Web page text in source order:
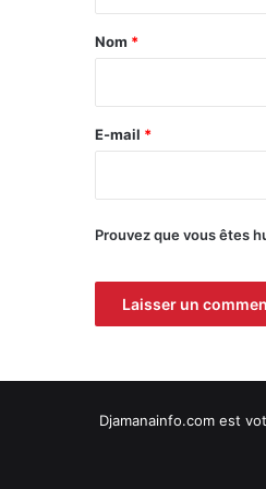
a
e
Nom *
E-mail *
Prouvez que vous êtes
Djamanainfo.com est